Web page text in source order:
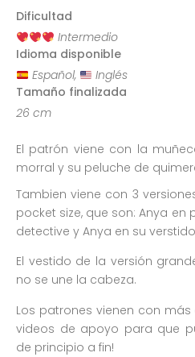
Dificultad
Intermedio
Idioma disponible
Español,
Inglés
Tamaño finalizada
26 cm
El patrón viene con la
morral y su peluche de
Tambien viene con 3
pocket size, que son: Anya en
detective y Anya en su
El vestido de la versión
no se une la cabeza.
Los patrones vienen con
videos de apoyo para que
de principio a fin!